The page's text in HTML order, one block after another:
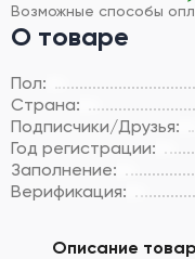
Возможные способы
О товаре
Пол:
Страна:
Подписчики/Друзья:
Год регистрации:
Заполнение:
Верификация:
Описание